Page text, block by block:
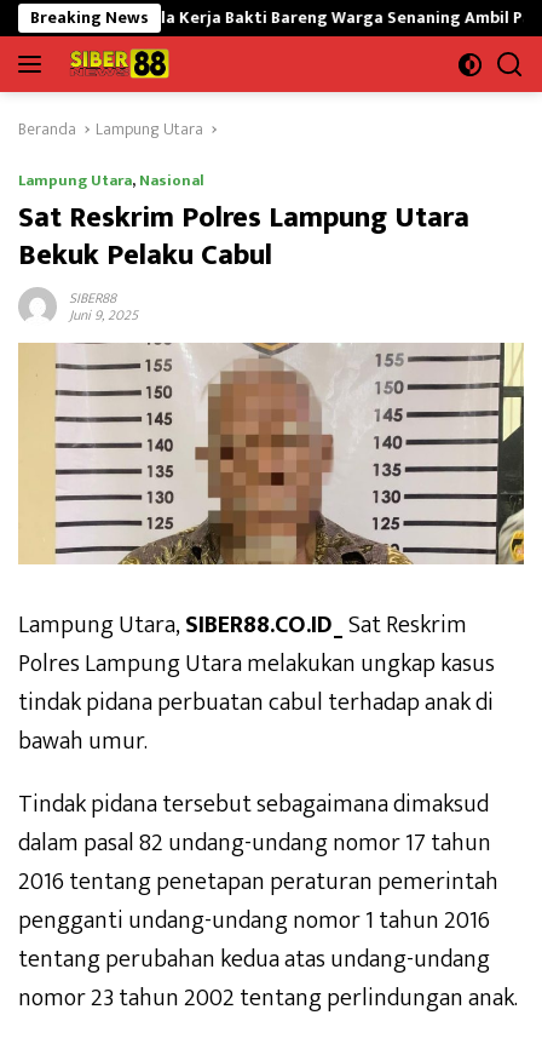
Langsung
ke
konten
Breaking News
Kerja Bakti Bareng Warga Senaning Ambil Pasir Sungai
Beranda Lampung Utara
Lampung Utara,Nasional
Sat Reskrim Polres Lampung Utara
Bekuk Pelaku Cabul
SIBER88
Juni 9, 2025
Lampung Utara,SIBER88.CO.ID_Sat Reskrim
Polres Lampung Utara melakukan ungkap kasus
tindak pidana perbuatan cabul terhadap anak di
bawah umur.
Tindak pidana tersebut sebagaimana dimaksud
dalam pasal 82 undang-undang nomor 17 tahun
2016 tentang penetapan peraturan pemerintah
pengganti undang-undang nomor 1 tahun 2016
tentang perubahan kedua atas undang-undang
nomor 23 tahun 2002 tentang perlindungan anak.